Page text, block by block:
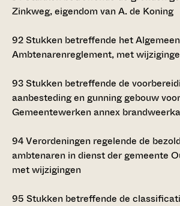
Zinkweg, eigendom van A. de Koning
92Stukken betreffende het Algemeen
Ambtenarenreglement, met
93Stukken betreffende de
aanbesteding en gunning gebouw voor
Gemeentewerken annex
94Verordeningen regelende de
ambtenaren in dienst der gemeente
met wijzigingen
95 Stukken betreffende de